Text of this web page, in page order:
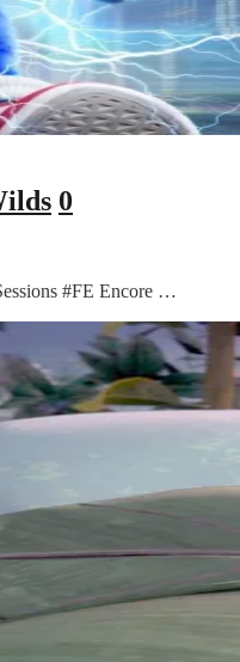
0
#FE Encore …